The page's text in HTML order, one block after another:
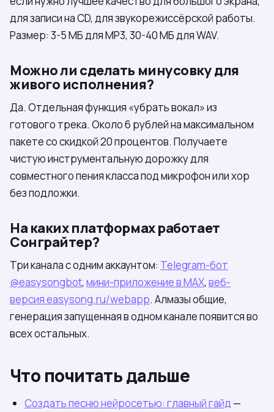
для записи на CD, для звукорежиссёрской работы.
Размер: 3-5 МБ для MP3, 30-40 МБ для WAV.
Можно ли сделать минусовку для
живого исполнения?
Да. Отдельная функция «убрать вокал» из
готового трека. Около 6 рублей на максимальном
пакете со скидкой 20 процентов. Получаете
чистую инструментальную дорожку для
совместного пения класса под микрофон или хор
без подложки.
На каких платформах работает
Сонграйтер?
Три канала с одним аккаунтом: Telegram-бот
@easysongbot, мини-приложение в МАХ, веб-
версия easysong.ru/webapp. Алмазы общие,
генерация запущенная в одном канале появится во
всех остальных.
Что почитать дальше
Создать песню нейросетью: главный гайд —